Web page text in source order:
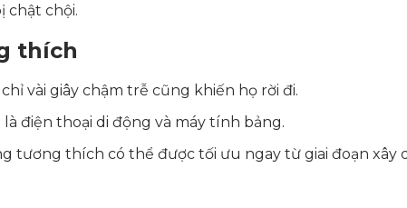
chật chội.
thích
vài giây chậm trễ cũng khiến họ rời đi.
điện thoại di động và máy tính bảng.
tương thích có thể được tối ưu ngay từ giai đoạn xây